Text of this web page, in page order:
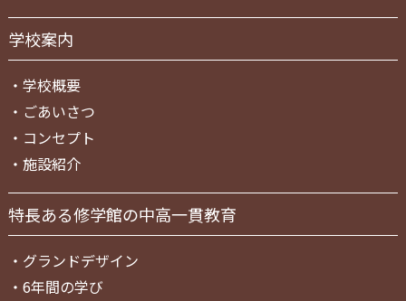
学校案内
・ 学校概要
・ ごあいさつ
・ コンセプト
・ 施設紹介
特長ある修学館の中高一貫教育
・ グランドデザイン
・ 6年間の学び